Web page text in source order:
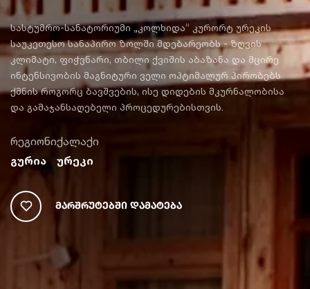
სასტუმრო-სანატორიუმი „კოლხიდა“ კურორტ ურეკის
საუკეთესო სანაპირო ზოლში მდებარეობს - ზღვის
კლიმატი, ფიჭვნარი, თბილი ქვიშის აბაზანა და მცირე
ინტენსივობის მაგნიტური ველი ოპტიმალურ პირობებს
ქმნის როგორც ბავშვების, ისე დიდების მკურნალობისა
და გამაჯანსაღებელი პროცედურებისთვის.
რეგიონი
გურია
ქალაქი
ურეკი
Მარშრუტებში Დამატება